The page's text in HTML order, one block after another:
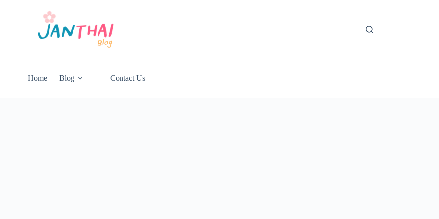
Home Blog Contact Us